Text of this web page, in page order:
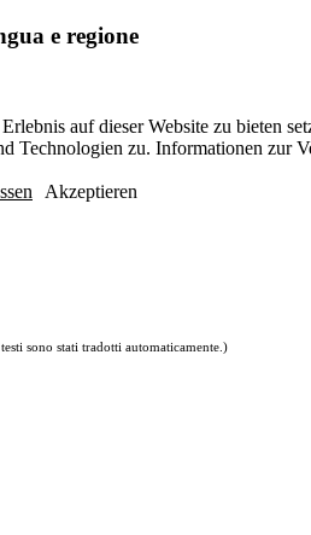
e regione
auf dieser Website zu bieten
Technologien zu. Informationen zur
Akzeptieren
sono stati tradotti automaticamente.)